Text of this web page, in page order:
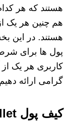
هستند که هر
هم چنین هر یک
هستند. در این
پول ها برای
کاربری هر یک از
گرامی ارائه
کیف پول Trust Wallet